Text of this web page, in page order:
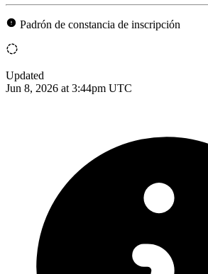
Padrón de constancia de inscripción
Updated
Jun 8, 2026 at 3:44pm UTC